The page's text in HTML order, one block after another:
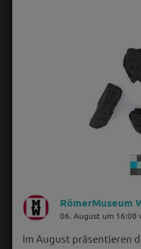
RömerMuseum
06. August um 16:08
Im August präsentieren